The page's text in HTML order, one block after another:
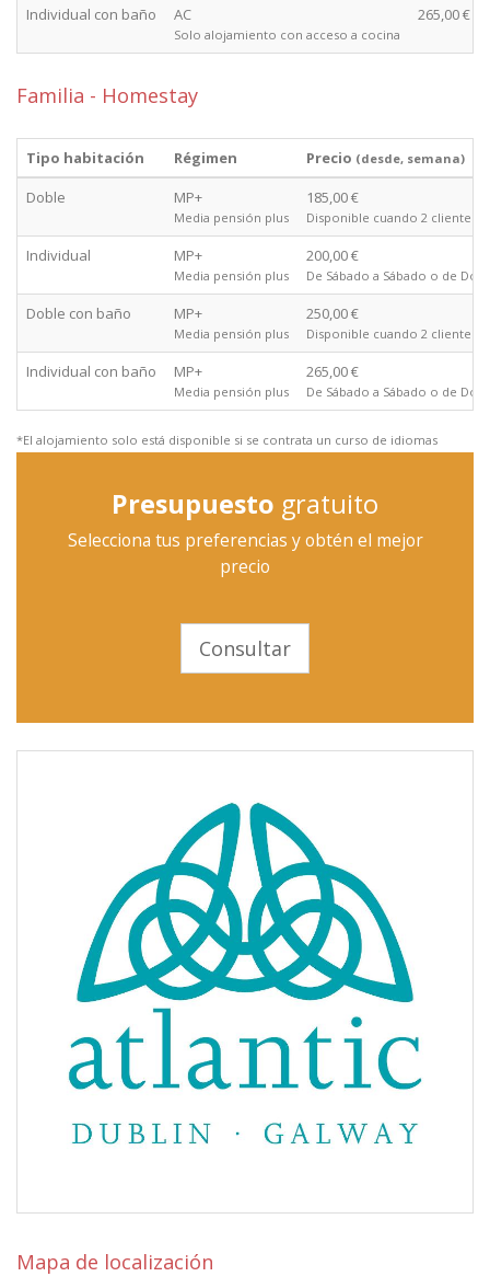
Individual con baño AC
Solo alojamiento con acceso a cocina
265,00 €
Familia - Homestay
Tipo habitación Régimen Precio (desde, semana)
Doble MP+
Media pensión plus
185,00 €
Disponible cuando 2 clientes
Individual MP+
Media pensión plus
200,00 €
De Sábado a Sábado o de
Doble con baño MP+
Media pensión plus
250,00 €
Disponible cuando 2 clientes
Individual con baño MP+
Media pensión plus
265,00 €
De Sábado a Sábado o de
*El alojamiento solo está disponible si se contrata un curso de idiomas
Presupuesto gratuito
Selecciona tus preferencias y obtén el mejor
precio
Consultar
Mapa de localización